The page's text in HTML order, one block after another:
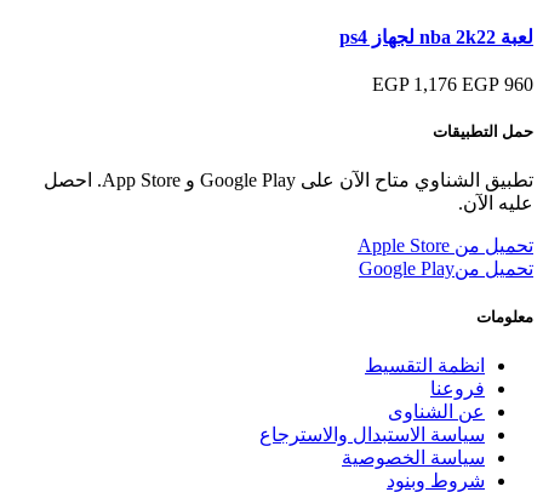
لعبة nba 2k22 لجهاز ps4
960 EGP
1,176 EGP
حمل التطبيقات
تطبيق الشناوي متاح الآن على Google Play و App Store. احصل
عليه الآن.
تحميل من Apple Store
تحميل منGoogle Play
معلومات
انظمة التقسيط
فروعنا
عن الشناوى
سياسة الاستبدال والاسترجاع
سياسة الخصوصية
شروط وبنود